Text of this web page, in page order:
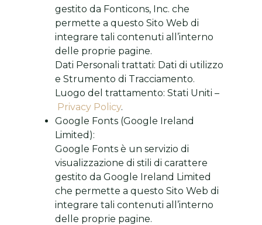
gestito da Fonticons, Inc. che
permette a questo Sito Web di
integrare tali contenuti all’interno
delle proprie pagine.
Dati Personali trattati: Dati di utilizzo
e Strumento di Tracciamento.
Luogo del trattamento: Stati Uniti –
Privacy Policy.
Google Fonts (Google Ireland
Limited):
Google Fonts è un servizio di
visualizzazione di stili di carattere
gestito da Google Ireland Limited
che permette a questo Sito Web di
integrare tali contenuti all’interno
delle proprie pagine.